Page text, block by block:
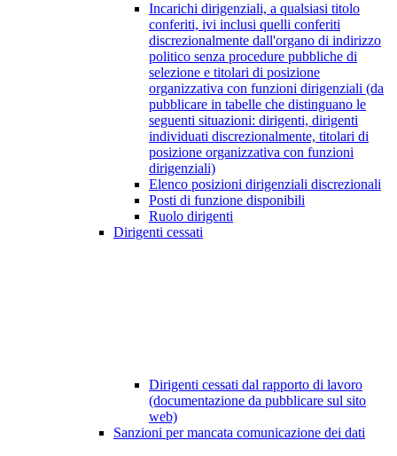
Incarichi dirigenziali, a qualsiasi titolo
conferiti, ivi inclusi quelli conferiti
discrezionalmente dall'organo di indirizzo
politico senza procedure pubbliche di
selezione e titolari di posizione
organizzativa con funzioni dirigenziali (da
pubblicare in tabelle che distinguano le
seguenti situazioni: dirigenti, dirigenti
individuati discrezionalmente, titolari di
posizione organizzativa con funzioni
dirigenziali)
Elenco posizioni dirigenziali discrezionali
Posti di funzione disponibili
Ruolo dirigenti
Dirigenti cessati
Dirigenti cessati dal rapporto di lavoro
(documentazione da pubblicare sul sito
web)
Sanzioni per mancata comunicazione dei dati